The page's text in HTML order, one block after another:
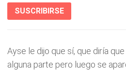
SUSCRIBIRSE
Ayse le dijo que sí, que diría
alguna parte pero luego se